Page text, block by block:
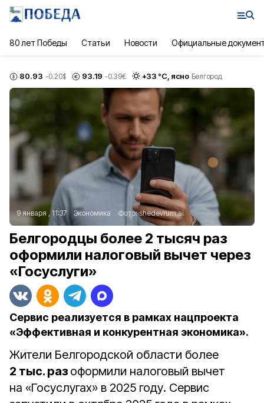
80 лет Победы Статьи Новости Официальные
80.93 -0.20$ 93.19 -0.39€ +33 °С, ясно Белгород
9 января , 11:37 Экономика Фото:shedevrum.ai
Белгородцы более 2 тысяч раз
оформили налоговый вычет через
«Госуслуги»
Сервис реализуется в рамках нацпроекта
«Эффективная и конкурентная экономика».
Жители Белгородской области более
2 тыс. раз оформили налоговый вычет
на «Госуслугах» в 2025 году. Сервис